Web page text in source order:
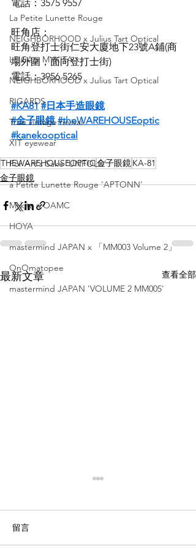
La Petite Lunette Rouge
NEIGHBORHOOD x Julius Tart Optical
LEICA x MYKITA
NEIGHBORHOOD x Julius Tart Optical
RIGARDS
True vintage revival
XIT eyewear
For Art's Sake 'UNFOLD'
a Petite Lunette Rouge 'APTONN'
Mykita x OAMC
HOYA
mastermind JAPAN x 「MM003 Volume 2」
OnOmatopee
mastermind JAPAN 'VOLUME 2 MM005'
電話：3575 9557
旺角店：
旺角登打士街仁安大廈地下23號A鋪(商
場外圍，面向登打士街)
電話：3956 5265
#KA81 #日本手造眼鏡
#金子眼鏡 #theWAREHOUSEoptic
#kanekooptical
THEWAREHOUSEOPTIC金子眼鏡KA-81
金子眼鏡
最新文章 查看全部
留言